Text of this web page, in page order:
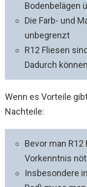
Bodenbelägen
Die Farb- und
unbegrenzt
R12 Fliesen
Dadurch
Wenn es Vorteile
Nachteile:
Bevor man
Vorkenntnis
Insbesondere